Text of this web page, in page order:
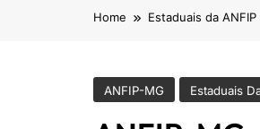
Home Estaduais da ANFIP
ANFIP-MG Estaduais